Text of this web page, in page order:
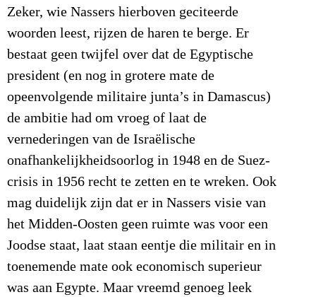
Zeker, wie Nassers hierboven geciteerde
woorden leest, rijzen de haren te berge. Er
bestaat geen twijfel over dat de Egyptische
president (en nog in grotere mate de
opeenvolgende militaire junta’s in Damascus)
de ambitie had om vroeg of laat de
vernederingen van de Israëlische
onafhankelijkheidsoorlog in 1948 en de Suez-
crisis in 1956 recht te zetten en te wreken. Ook
mag duidelijk zijn dat er in Nassers visie van
het Midden-Oosten geen ruimte was voor een
Joodse staat, laat staan eentje die militair en in
toenemende mate ook economisch superieur
was aan Egypte. Maar vreemd genoeg leek